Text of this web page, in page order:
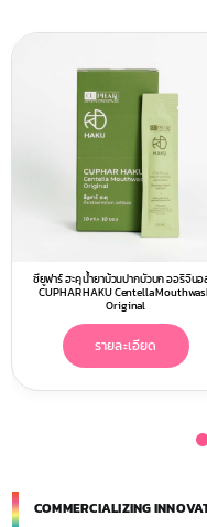
ซียูฟาร์ ฮะคุ น้ำยาบ้วนปากบัวบก ออริจินอ
CUPHAR HAKU Centella
Original
รายละเอียด
COMMERCIALIZING